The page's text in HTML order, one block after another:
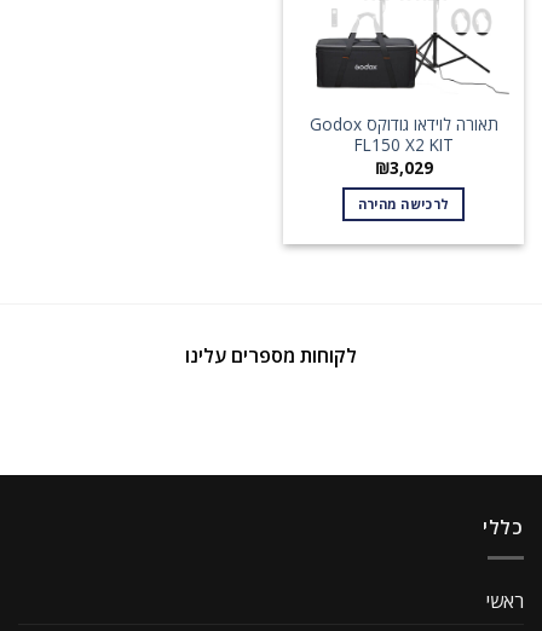
תאורה לוידאו גודוקס Godox
FL150 X2 KIT
₪3,029
לרכישה מהירה
לקוחות מספרים עלינו
כללי
ראשי